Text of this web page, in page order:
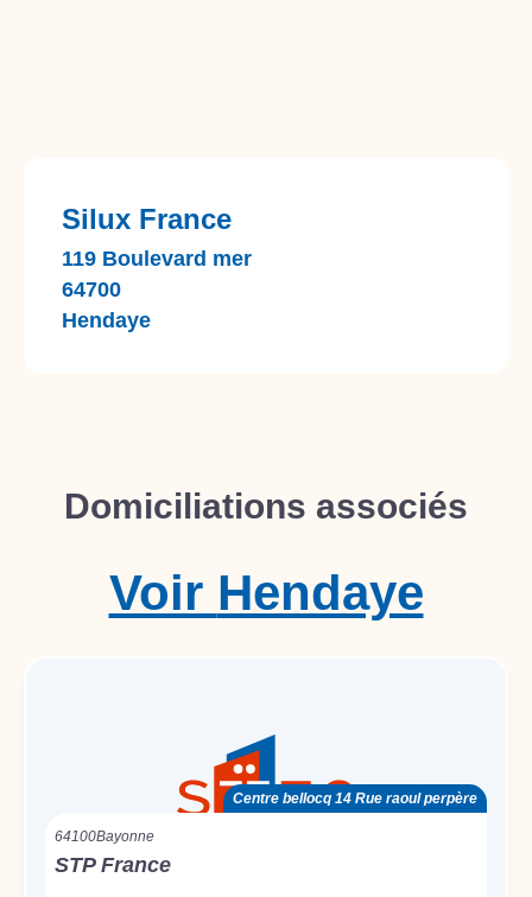
Silux France
119 Boulevard mer
64700
Hendaye
Domiciliations associés
Hendaye
Voir
Centre bellocq 14 Rue raoul perpère
64100Bayonne
STP France